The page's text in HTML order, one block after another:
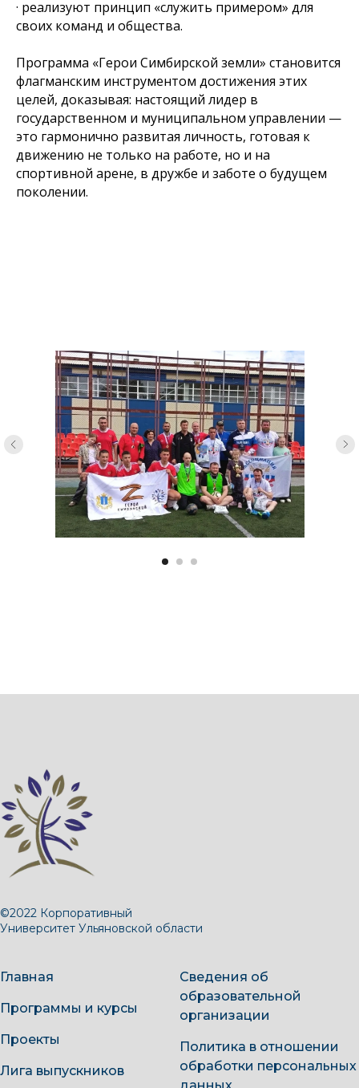
· реализуют принцип «служить примером» для
своих команд и общества.
Программа «Герои Симбирской земли» становится
флагманским инструментом достижения этих
целей, доказывая: настоящий лидер в
государственном и муниципальном управлении —
это гармонично развитая личность, готовая к
движению не только на работе, но и на
спортивной арене, в дружбе и заботе о будущем
поколении.
©2022 Корпоративный
Университет Ульяновской области
Главная
Программы и курсы
Проекты
Лига выпускников
Сведения об
образовательной
организации
Политика в отношении
обработки персональных
данных